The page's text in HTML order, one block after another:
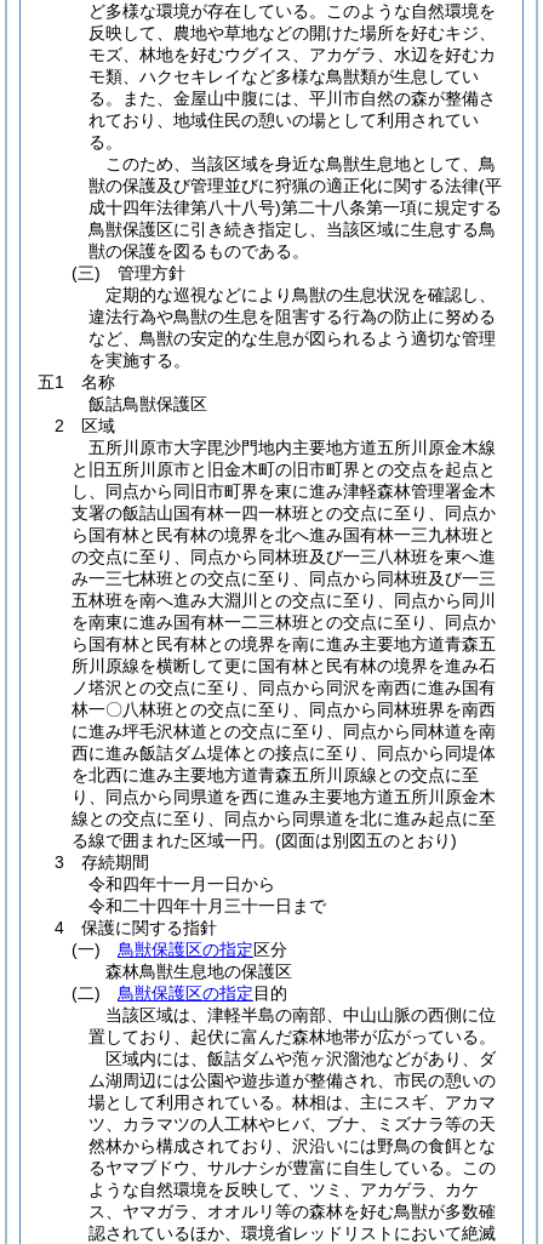
ど多様な環境が存在している。このような自然環境を
反映して、農地や草地などの開けた場所を好むキジ、
モズ、林地を好むウグイス、アカゲラ、水辺を好むカ
モ類、ハクセキレイなど多様な鳥獣類が生息してい
る。また、金屋山中腹には、平川市自然の森が整備さ
れており、地域住民の憩いの場として利用されてい
る。
このため、当該区域を身近な鳥獣生息地として、鳥
獣の保護及び管理並びに狩猟の適正化に関する法律(平
成十四年法律第八十八号)第二十八条第一項に規定する
鳥獣保護区に引き続き指定し、当該区域に生息する鳥
獣の保護を図るものである。
(三) 管理方針
定期的な巡視などにより鳥獣の生息状況を確認し、
違法行為や鳥獣の生息を阻害する行為の防止に努める
など、鳥獣の安定的な生息が図られるよう適切な管理
を実施する。
五1 名称
飯詰鳥獣保護区
2 区域
五所川原市大字毘沙門地内主要地方道五所川原金木線
と旧五所川原市と旧金木町の旧市町界との交点を起点と
し、同点から同旧市町界を東に進み津軽森林管理署金木
支署の飯詰山国有林一四一林班との交点に至り、同点か
ら国有林と民有林の境界を北へ進み国有林一三九林班と
の交点に至り、同点から同林班及び一三八林班を東へ進
み一三七林班との交点に至り、同点から同林班及び一三
五林班を南へ進み大淵川との交点に至り、同点から同川
を南東に進み国有林一二三林班との交点に至り、同点か
ら国有林と民有林との境界を南に進み主要地方道青森五
所川原線を横断して更に国有林と民有林の境界を進み石
ノ塔沢との交点に至り、同点から同沢を南西に進み国有
林一〇八林班との交点に至り、同点から同林班界を南西
に進み坪毛沢林道との交点に至り、同点から同林道を南
西に進み飯詰ダム堤体との接点に至り、同点から同堤体
を北西に進み主要地方道青森五所川原線との交点に至
り、同点から同県道を西に進み主要地方道五所川原金木
線との交点に至り、同点から同県道を北に進み起点に至
る線で囲まれた区域一円。 (図面は別図五のとおり)
3 存続期間
令和四年十一月一日から
令和二十四年十月三十一日まで
4 保護に関する指針
(一)
鳥獣保護区の指定区分
森林鳥獣生息地の保護区
(二)
鳥獣保護区の指定目的
当該区域は、津軽半島の南部、中山山脈の西側に位
置しており、起伏に富んだ森林地帯が広がっている。
区域内には、飯詰ダムや萢ヶ沢溜池などがあり、ダ
ム湖周辺には公園や遊歩道が整備され、市民の憩いの
場として利用されている。林相は、主にスギ、アカマ
ツ、カラマツの人工林やヒバ、ブナ、ミズナラ等の天
然林から構成されており、沢沿いには野鳥の食餌とな
るヤマブドウ、サルナシが豊富に自生している。この
ような自然環境を反映して、ツミ、アカゲラ、カケ
ス、ヤマガラ、オオルリ等の森林を好む鳥獣が多数確
認されているほか、環境省レッドリストにおいて絶滅